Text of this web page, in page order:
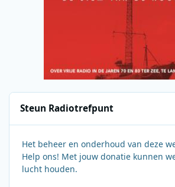
Steun Radiotrefpunt
Het beheer en onderhoud van deze
Help ons! Met jouw donatie kunnen
lucht houden.